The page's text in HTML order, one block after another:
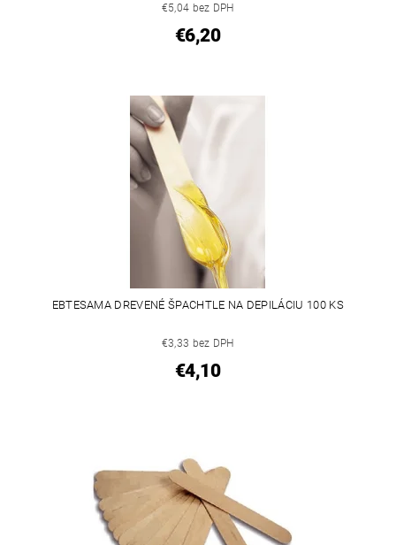
€5,04 bez DPH
€6,20
EBTESAMA DREVENÉ ŠPACHTLE NA DEPILÁCIU 100 KS
€3,33 bez DPH
€4,10